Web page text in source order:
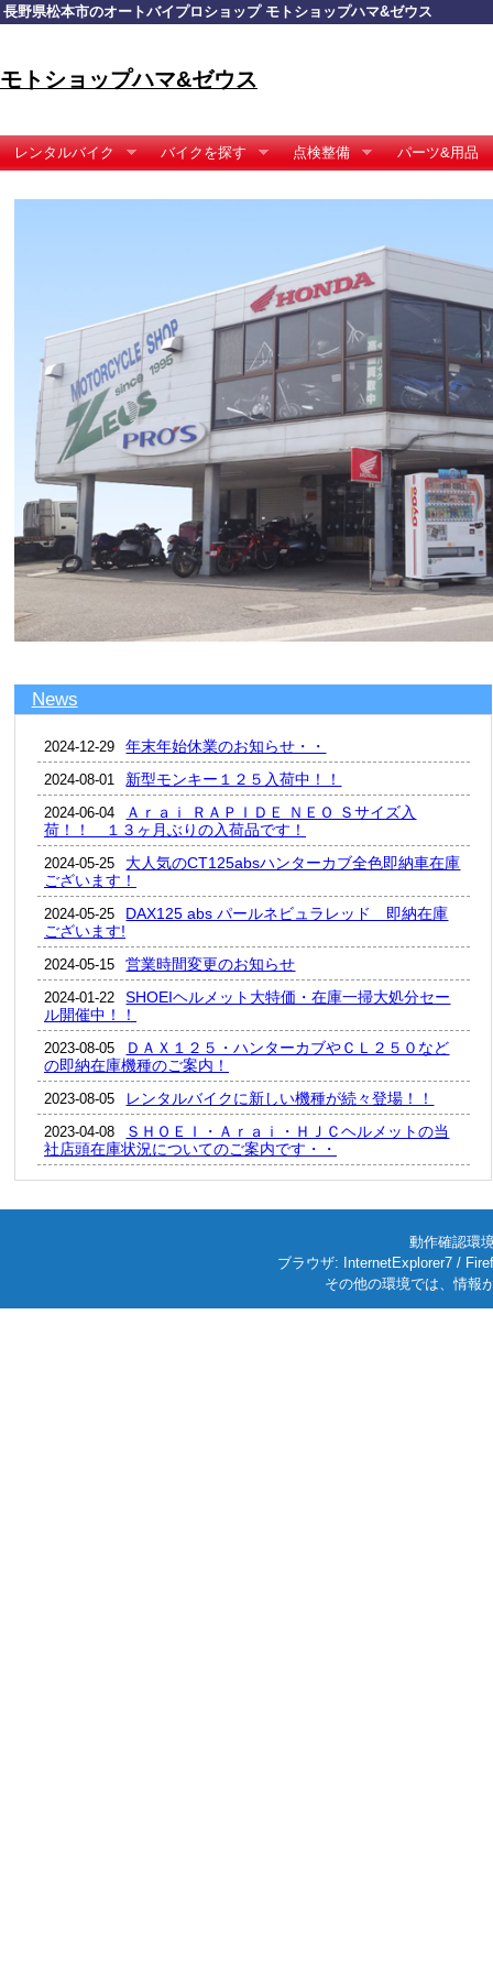
長野県松本市のオートバイプロショップ モトショップハマ&ゼウス
モトショップハマ&ゼウス
レンタルバイク バイクを探す 点検整備 パーツ&用品
News
2024-12-29 年末年始休業のお知らせ・・
2024-08-01 新型モンキー１２５入荷中！！
2024-06-04
Ａｒａｉ ＲＡＰＩＤＥ ＮＥＯ Ｓサイズ入
荷！！ １３ヶ月ぶりの入荷品です！
2024-05-25
大人気のCT125absハンターカブ全色即納車在庫
ございます！
2024-05-25
DAX125 abs パールネビュラレッド 即納在庫
ございます!
2024-05-15 営業時間変更のお知らせ
2024-01-22
SHOEIヘルメット大特価・在庫一掃大処分セー
ル開催中！！
2023-08-05
ＤＡＸ１２５・ハンターカブやＣＬ２５０など
の即納在庫機種のご案内！
2023-08-05 レンタルバイクに新しい機種が続々登場！！
2023-04-08
ＳＨＯＥＩ・Ａｒａｉ・ＨＪＣヘルメットの当
社店頭在庫状況についてのご案内です・・
動作確認環
ブラウザ: InternetExplorer7 /
その他の環境では、情報